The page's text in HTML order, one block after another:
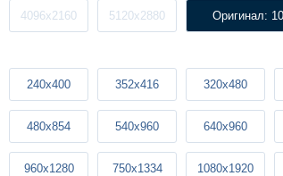
4096x2160 5120x2880 Оригинал:
240x400 352x416 320x480
480x854 540x960 640x960
960x1280 750x1334 1080x1920